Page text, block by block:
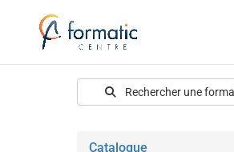
Rechercher une
Catalogue